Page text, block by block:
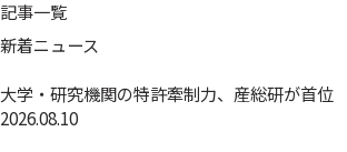
記事一覧
新着ニュース
大学・研究機関の特許牽制力、産総研が首位
2026.08.10